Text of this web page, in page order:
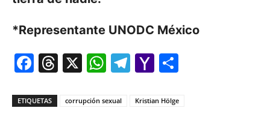
*Representante UNODC México
Facebook
Threads
X WhatsApp
Telegram
Yahoo
ETIQUETAS corrupción sexual Kristian Hölge